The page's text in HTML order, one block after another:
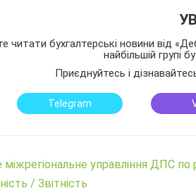
читати бухгалтерські новини від
найбільшій групі
Приєднуйтесь і
Telegram
управління ДПС
/ Звітність